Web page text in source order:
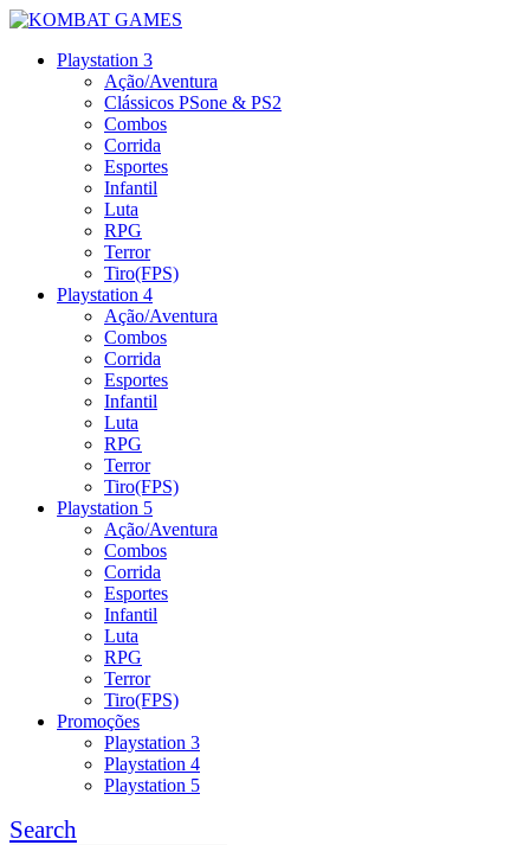
Playstation 3
Ação/Aventura
Clássicos PSone & PS2
Combos
Corrida
Esportes
Infantil
Luta
RPG
Terror
Tiro(FPS)
Playstation 4
Ação/Aventura
Combos
Corrida
Esportes
Infantil
Luta
RPG
Terror
Tiro(FPS)
Playstation 5
Ação/Aventura
Combos
Corrida
Esportes
Infantil
Luta
RPG
Terror
Tiro(FPS)
Promoções
Playstation 3
Playstation 4
Playstation 5
Search